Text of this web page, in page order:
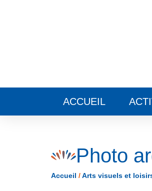
ACCUEIL
Photo
Accueil / Arts visuels et